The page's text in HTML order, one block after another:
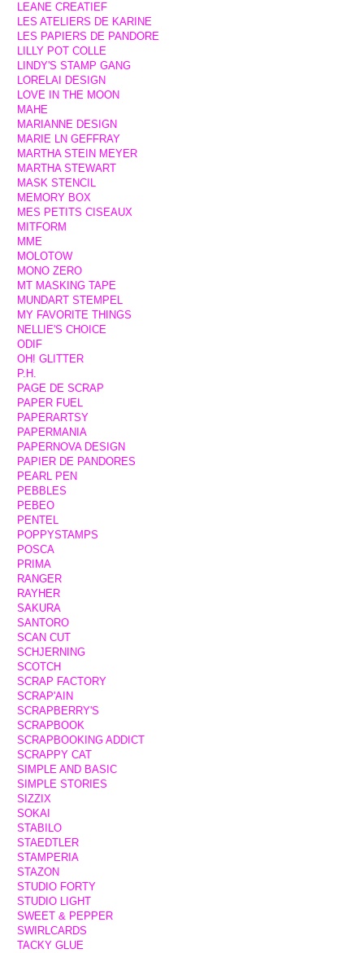
LEANE CREATIEF
LES ATELIERS DE KARINE
LES PAPIERS DE PANDORE
LILLY POT COLLE
LINDY'S STAMP GANG
LORELAI DESIGN
LOVE IN THE MOON
MAHE
MARIANNE DESIGN
MARIE LN GEFFRAY
MARTHA STEIN MEYER
MARTHA STEWART
MASK STENCIL
MEMORY BOX
MES PETITS CISEAUX
MITFORM
MME
MOLOTOW
MONO ZERO
MT MASKING TAPE
MUNDART STEMPEL
MY FAVORITE THINGS
NELLIE'S CHOICE
ODIF
OH! GLITTER
P.H.
PAGE DE SCRAP
PAPER FUEL
PAPERARTSY
PAPERMANIA
PAPERNOVA DESIGN
PAPIER DE PANDORES
PEARL PEN
PEBBLES
PEBEO
PENTEL
POPPYSTAMPS
POSCA
PRIMA
RANGER
RAYHER
SAKURA
SANTORO
SCAN CUT
SCHJERNING
SCOTCH
SCRAP FACTORY
SCRAP'AIN
SCRAPBERRY'S
SCRAPBOOK
SCRAPBOOKING ADDICT
SCRAPPY CAT
SIMPLE AND BASIC
SIMPLE STORIES
SIZZIX
SOKAI
STABILO
STAEDTLER
STAMPERIA
STAZON
STUDIO FORTY
STUDIO LIGHT
SWEET & PEPPER
SWIRLCARDS
TACKY GLUE